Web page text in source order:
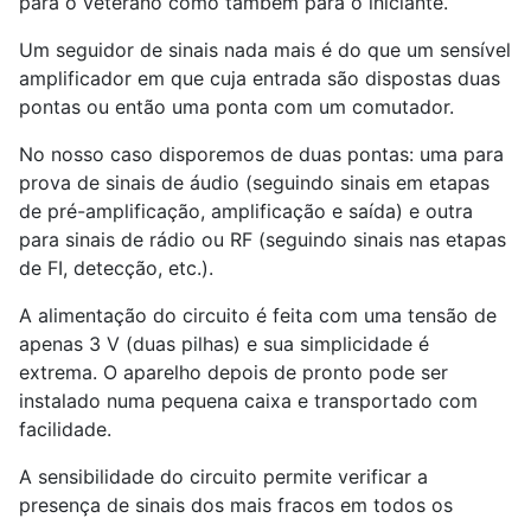
Um seguidor de sinais nada mais é do que um sensível
amplificador em que cuja entrada são dispostas duas
pontas ou então uma ponta com um comutador.
No nosso caso disporemos de duas pontas: uma para
prova de sinais de áudio (seguindo sinais em etapas
de pré-amplificação, amplificação e saída) e outra
para sinais de rádio ou RF (seguindo sinais nas etapas
de FI, detecção, etc.).
A alimentação do circuito é feita com uma tensão de
apenas 3 V (duas pilhas) e sua simplicidade é
extrema. O aparelho depois de pronto pode ser
instalado numa pequena caixa e transportado com
facilidade.
A sensibilidade do circuito permite verificar a
presença de sinais dos mais fracos em todos os